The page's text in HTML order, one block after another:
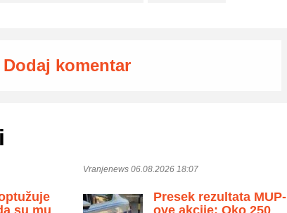
Dodaj komentar
Vranjenews 06.08.2026 18:07
Presek rezultata MUP-